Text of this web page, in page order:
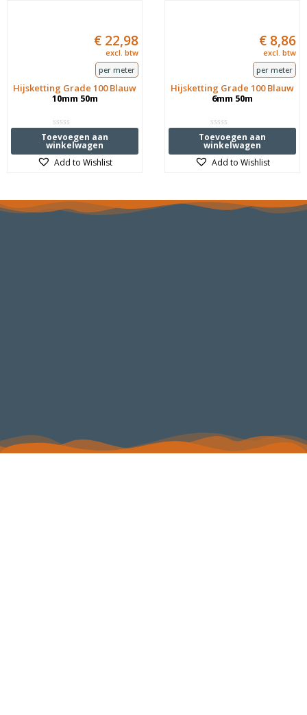
Hijsketting Grade 100 Blauw
10mm 50m
Waardering
0
uit
5
€ 22,98
excl. btw
per meter
Toevoegen aan
winkelwagen
Add to Wishlist
Hijsketting Grade 100 Blauw
6mm 50m
Waardering
0
uit
5
€ 8,86
excl. btw
per meter
Toevoegen aan
winkelwagen
Add to Wishlist